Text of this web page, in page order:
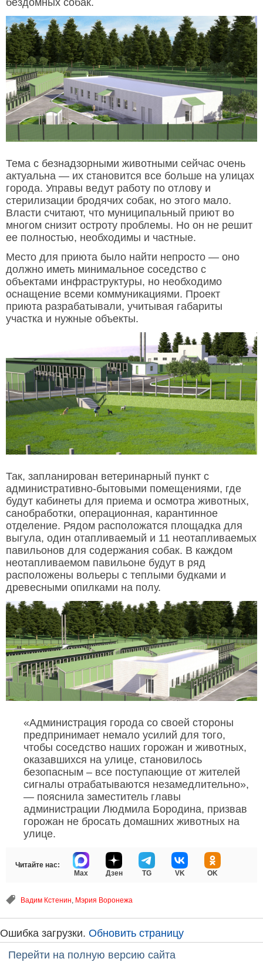
бездомных собак.
Тема с безнадзорными животными сейчас очень
актуальна — их становится все больше на улицах
города. Управы ведут работу по отлову и
стерилизации бродячих собак, но этого мало.
Власти считают, что муниципальный приют во
многом снизит остроту проблемы. Но он не решит
ее полностью, необходимы и частные.
Место для приюта было найти непросто — оно
должно иметь минимальное соседство с
объектами инфраструктуры, но необходимо
оснащение всеми коммуникациями. Проект
приюта разрабатывали, учитывая габариты
участка и нужные объекты.
Так, запланирован ветеринарный пункт с
административно-бытовыми помещениями, где
будут кабинеты для приема и осмотра животных,
санобработки, операционная, карантинное
отделение. Рядом расположатся площадка для
выгула, один отапливаемый и 11 неотапливаемых
павильонов для содержания собак. В каждом
неотапливаемом павильоне будут в ряд
расположены вольеры с теплыми будками и
древесными опилками на полу.
«Администрация города со своей стороны
предпринимает немало усилий для того,
чтобы соседство наших горожан и животных,
оказавшихся на улице, становилось
безопасным – все поступающие от жителей
сигналы отрабатываются незамедлительно»,
— пояснила заместитель главы
администрации Людмила Бородина, призвав
горожан не бросать домашних животных на
улице.
Читайте нас:
Max
Дзен TG VK OK
Вадим Кстенин, Мэрия Воронежа
Ошибка загрузки. Обновить страницу
Перейти на полную версию сайта